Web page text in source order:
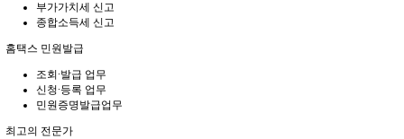
부가가치세 신고
종합소득세 신고
홈택스 민원발급
조회∙발급 업무
신청∙등록 업무
민원증명발급업무
최고의 전문가